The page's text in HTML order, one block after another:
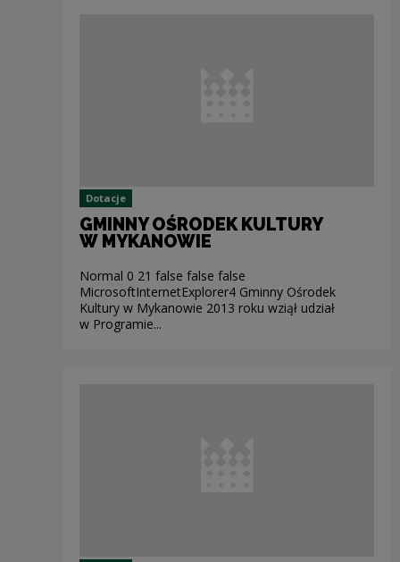
Dotacje
GMINNY OŚRODEK KULTURY
W MYKANOWIE
Normal 0 21 false false false
MicrosoftInternetExplorer4 Gminny Ośrodek
Kultury w Mykanowie 2013 roku wziął udział
w Programie...